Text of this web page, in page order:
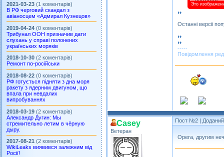
Фото: Без опису
Власник:
porosytenkokoly
Галерея:
22 война
Додано: 2022-03-25
Фото: Без опису
Власник:
albertino
Галерея:
как умеем
Додано: 2021-03-09
2021-03-23 (1 коментарів)
В РФ черговий скандал з
авіаносцем «Адмирал Кузнецов»
2019-04-24 (0 коментарів)
Трибунал ООН призначив дати
слухань у справі полонених
українських моряків
2018-10-30 (2 коментарів)
Ремонт по-російськи
2018-08-22 (0 коментарів)
РФ готується підняти з дна моря
ракету з ядерним двигуном, що
впала при невдалих
випробуваннях
2018-03-19 (2 коментарів)
Александр Дугин: Мы
стремительно летим в чёрную
дыру.
2017-08-21 (2 коментарів)
WikiLeaks виявився залежним від
Росії!
Это
Останні версіі
-----
Повідомлення
Casey
Ветеран
Пост №2 |
Opera, другим